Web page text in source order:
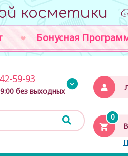
косметики
Бонусная
0
59-93
без выходных